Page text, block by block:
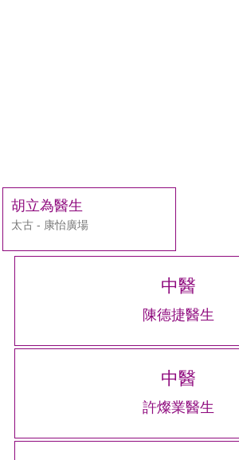
胡立為醫生
太古 - 康怡廣場
中醫
陳德捷醫生
中醫
許燦業醫生